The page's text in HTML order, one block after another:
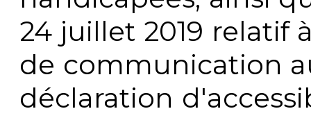
24 juillet 2019 relatif
de communication
déclaration